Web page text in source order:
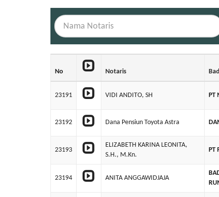
No Notaris
23191 VIDI ANDITO, SH PT
23192 Dana Pensiun Toyota Astra
23193
ELIZABETH KARINA LEONITA,
S.H., M.Kn.
PT
23194 ANITA ANGGAWIDJAJA